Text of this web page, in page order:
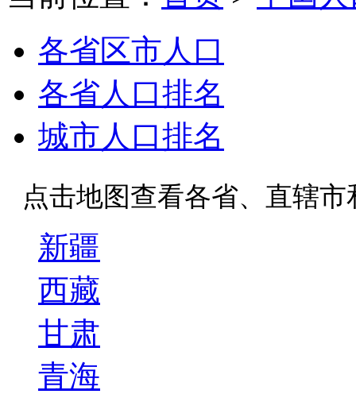
各省区市人口
各省人口排名
城市人口排名
点击地图查看各省、直辖
新疆
西藏
甘肃
青海